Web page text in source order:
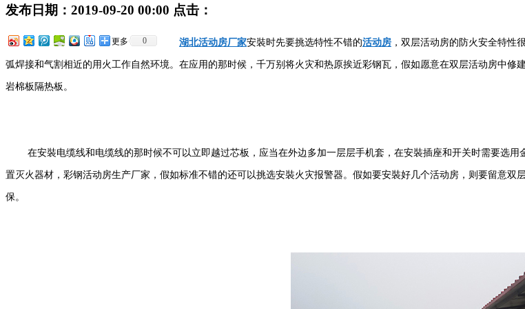
发布日期： 2019-09-20 00:00 点击：
更多 0 湖北活动房厂家安裝时先要挑选特性不错的活动房 ，双层活动房的防火安全特性
弧焊接和气割相近的用火工作自然环境。在应用的那时候，千万别将火灾和热原挨近彩钢瓦，假如愿意在双层活动房中
岩棉板隔热板。
在安裝电缆线和电缆线的那时候不可以立即越过芯板，应当在外边多加一层层手机套，在安裝插座和开关时需要选
置灭火器材，彩钢活动房生产厂家，假如标准不错的还可以挑选安裝火灾报警器。假如要安裝好几个活动房，则要留意
保。